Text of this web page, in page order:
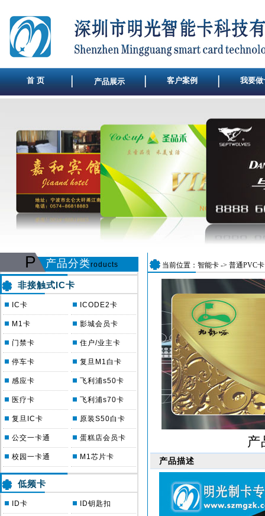
首 页 产品展示 客户案例 我要做
P 产品分类roducts
非接触式IC卡
IC卡
M1卡
门禁卡
停车卡
感应卡
医疗卡
复旦IC卡
公交一卡通
校园一卡通
ICODE2卡
影城会员卡
住户/业主卡
复旦M1白卡
飞利浦s50卡
飞利浦s70卡
原装S50白卡
蛋糕店会员卡
M1芯片卡
低频卡
ID卡 ID钥匙扣
当前位置： 智能卡 -> 普通PVC卡
产品描述